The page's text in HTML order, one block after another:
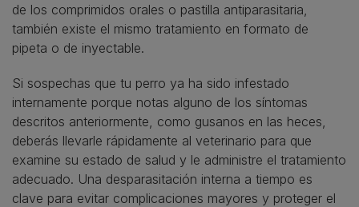
de los comprimidos orales o pastilla antiparasitaria,
también existe el mismo tratamiento en formato de
pipeta o de inyectable.
Si sospechas que tu perro ya ha sido infestado
internamente porque notas alguno de los síntomas
descritos anteriormente, como gusanos en las heces,
deberás llevarle rápidamente al veterinario para que
examine su estado de salud y le administre el tratamiento
adecuado. Una desparasitación interna a tiempo es
clave para evitar complicaciones mayores y proteger el